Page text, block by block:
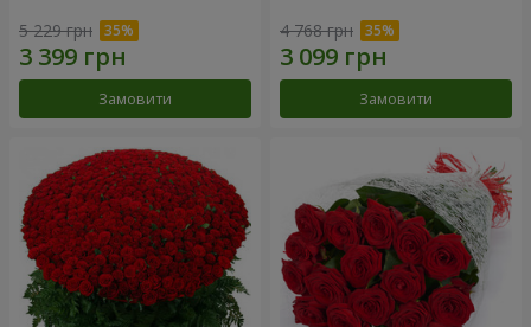
5 229 грн
Замовити
4 768 грн
Замовити